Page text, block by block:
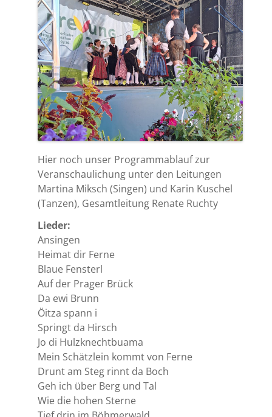
Hier noch unser Programmablauf zur
Veranschaulichung unter den Leitungen
Martina Miksch (Singen) und Karin Kuschel
(Tanzen), Gesamtleitung Renate Ruchty
Lieder:
Ansingen
Heimat dir Ferne
Blaue Fensterl
Auf der Prager Brück
Da ewi Brunn
Öitza spann i
Springt da Hirsch
Jo di Hulzknechtbuama
Mein Schätzlein kommt von Ferne
Drunt am Steg rinnt da Boch
Geh ich über Berg und Tal
Wie die hohen Sterne